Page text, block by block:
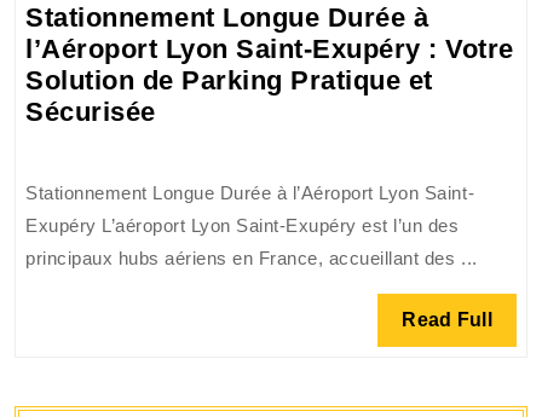
Stationnement Longue Durée à
l’Aéroport Lyon Saint-Exupéry : Votre
Solution de Parking Pratique et
SécuriséeStationnement
à
l’Aéroport
Lyon
Stationnement Longue Durée à l’Aéroport Lyon Saint-
Exupéry L’aéroport Lyon Saint-Exupéry est l’un des
principaux hubs aériens en France, accueillant des ...
Read Full Read
Full